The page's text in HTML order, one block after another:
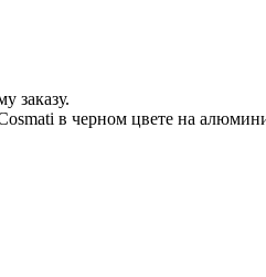
заказу.
в черном цвете на